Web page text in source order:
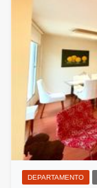
DEPARTAMENTO